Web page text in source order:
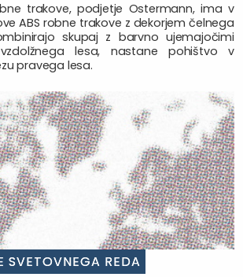
trakove, podjetje Ostermann, ima v
ABS robne trakove z dekorjem čelnega
skupaj z barvno ujemajočimi
lesa, nastane pohištvo v
pravega lesa.
SVETOVNEGA REDA